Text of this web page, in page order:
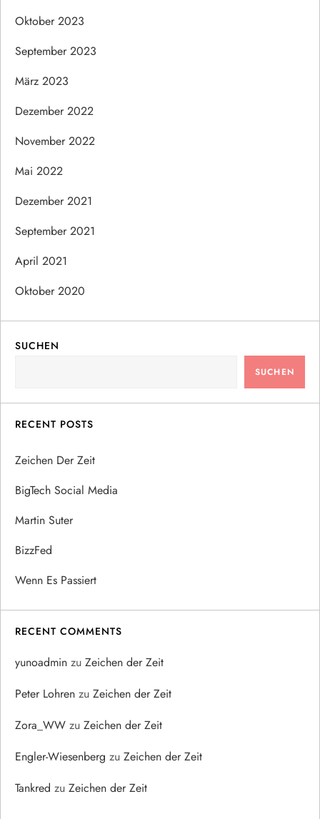
Oktober 2023
September 2023
März 2023
Dezember 2022
November 2022
Mai 2022
Dezember 2021
September 2021
April 2021
Oktober 2020
SUCHEN
SUCHEN
RECENT POSTS
Zeichen Der Zeit
BigTech Social Media
Martin Suter
BizzFed
Wenn Es Passiert
RECENT COMMENTS
yunoadmin zu Zeichen der Zeit
Peter Lohren zu Zeichen der Zeit
Zora_WW zu Zeichen der Zeit
Engler-Wiesenberg zu Zeichen der Zeit
Tankred zu Zeichen der Zeit